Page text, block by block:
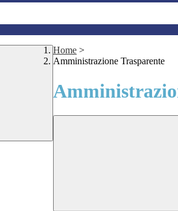
Home >
Amministrazione Trasparente